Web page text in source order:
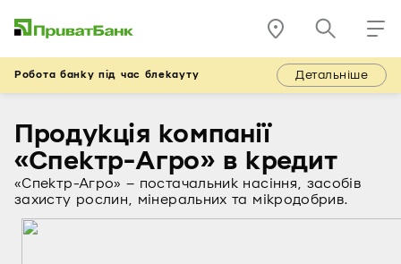
Робота банку під час блекауту Детальніше
Продукція компанії
«Спектр-Агро» в кредит
«Спектр-Агро» – постачальник насіння, засобів
захисту рослин, мінеральних та мікродобрив.